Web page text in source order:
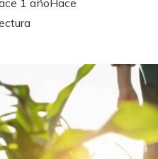
1 añoHace